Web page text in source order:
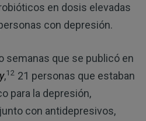
en dosis elevadas
con depresión.
semanas que se publicó en
,12 21 personas que estaban
para la depresión,
con antidepresivos,